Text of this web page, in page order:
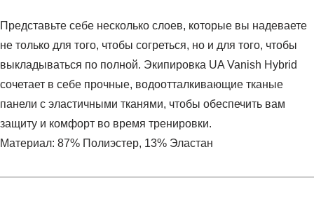
Представьте себе несколько слоев, которые вы надеваете
не только для того, чтобы согреться, но и для того, чтобы
выкладываться по полной. Экипировка UA Vanish Hybrid
сочетает в себе прочные, водоотталкивающие тканые
панели с эластичными тканями, чтобы обеспечить вам
защиту и комфорт во время тренировки.
Материал: 87% Полиэстер, 13% Эластан
Артикул:1327655-416
Условия оплаты